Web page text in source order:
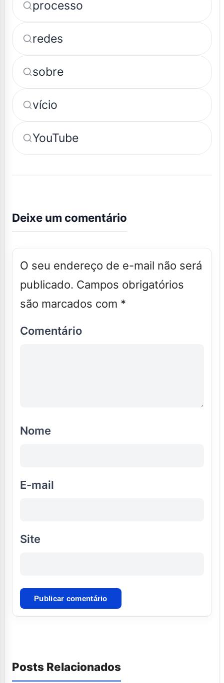
processo
redes
sobre
vício
YouTube
Deixe um comentário
O seu endereço de e-mail não será
publicado. Campos obrigatórios
são marcados com *
Comentário
Nome
E-mail
Site
Posts Relacionados